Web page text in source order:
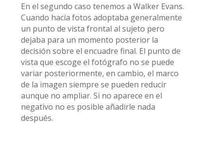
En el segundo caso tenemos a Walker Evans.
Cuando hacía fotos adoptaba generalmente
un punto de vista frontal al sujeto pero
dejaba para un momento posterior la
decisión sobre el encuadre final. El punto de
vista que escoge el fotógrafo no se puede
variar posteriormente, en cambio, el marco
de la imagen siempre se pueden reducir
aunque no ampliar. Si no aparece en el
negativo no es posible añadirle nada
después.